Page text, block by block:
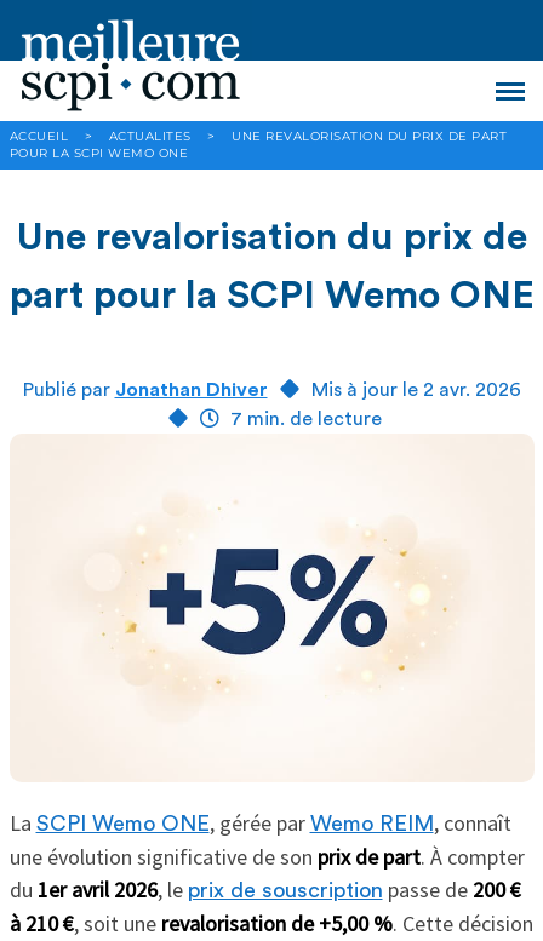
ACCUEIL > ACTUALITES >
UNE REVALORISATION DU PRIX DE PART
POUR LA SCPI WEMO ONE
Une revalorisation du prix de
part pour la SCPI Wemo ONE
Publié par Jonathan Dhiver
Mis à jour le 2 avr. 2026
7 min. de lecture
La SCPI Wemo ONE, gérée par Wemo REIM , connaît
une évolution significative de son prix de part. À compter
du 1er avril 2026, le prix de souscription passe de 200 €
à 210 €, soit une revalorisation de +5,00 %. Cette décision